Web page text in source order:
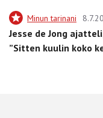
Minun tarinani
Jesse de Jong
”Sitten kuulin koko